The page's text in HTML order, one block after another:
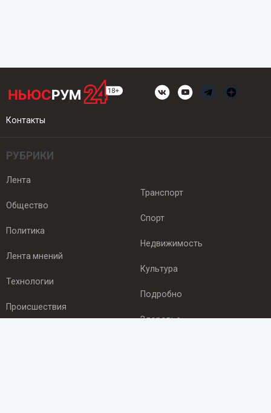
Контакты
РУБРИКИ
Лента
Общество
Политика
Лента мнений
Технологии
Происшествия
Транспорт
Спорт
Недвижимость
Культура
Подробно
Здоровье